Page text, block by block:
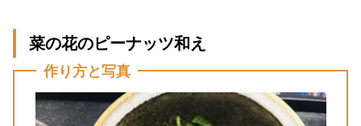
菜の花のピーナッツ和え
作り方と写真